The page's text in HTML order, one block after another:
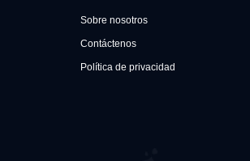
Sobre nosotros
Contáctenos
Política de privacidad